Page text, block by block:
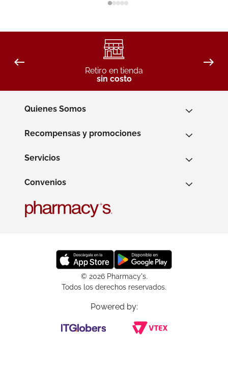
Retiro en tienda
sin costo
Quienes Somos
Recompensas y promociones
Servicios
Convenios
© 2026 Pharmacy's.
Todos los derechos reservados.
Powered by: